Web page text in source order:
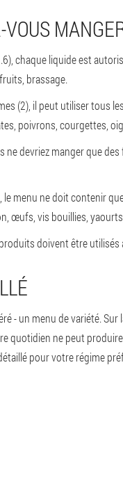
chaque liquide est
brassage.
(2), il peut utiliser tous
poivrons, courgettes,
ne devriez manger que
le menu ne doit contenir
œufs, vis bouillies,
doivent être
- un menu de variété.
quotidien ne peut
pour votre régime